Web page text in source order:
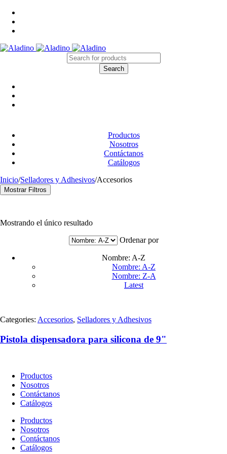
Productos
Nosotros
Contáctanos
Catálogos
Inicio/Selladores y Adhesivos/Accesorios
Cintas y Embalaje (17)
Escaleras(18)
Pinturas y Removedores(30)
Repuestos y Conexiones(36)
Selladores y Adhesivos(23)
Soldaduras y Abrasivos
(23)
Uncategorized
Presentación
Mostrar Filtros
Mostrando el único resultado
Ordenar por
Nombre: A-Z
Nombre: A-Z
Nombre: Z-A
Latest
Categories: Accesorios, Selladores y Adhesivos
Pistola dispensadora para silicona de 9"
Productos
Nosotros
Contáctanos
Catálogos
Productos
Nosotros
Contáctanos
Catálogos